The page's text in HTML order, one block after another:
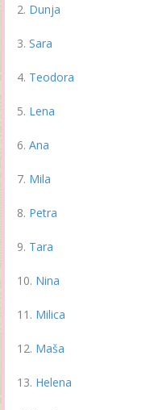
Dunja
Sara
Teodora
Lena
Ana
Mila
Petra
Tara
Nina
Milica
Maša
Helena